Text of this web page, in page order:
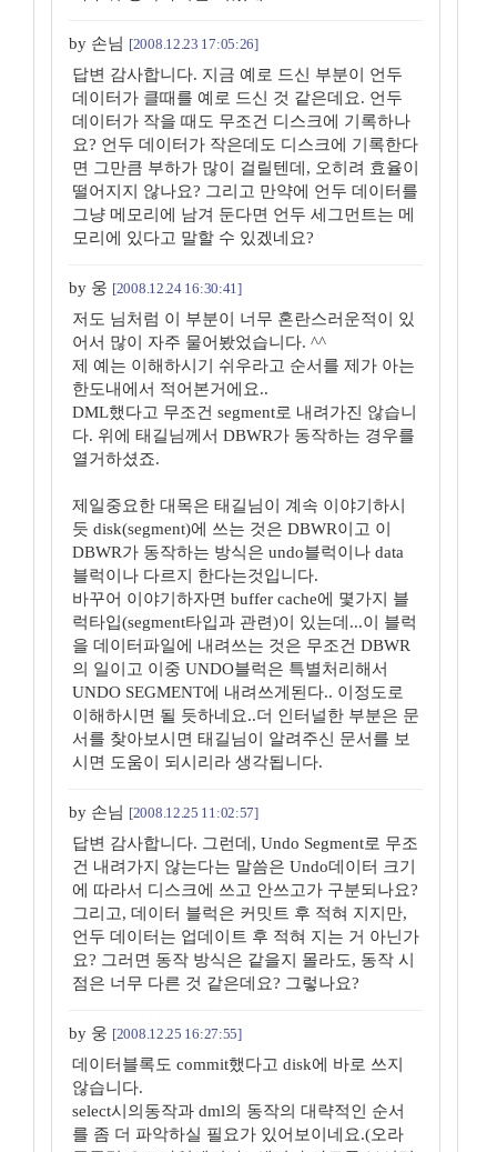
by 손님 [2008.12.23 17:05:26]
답변 감사합니다. 지금 예로 드신 부분이 언두
데이터가 클때를 예로 드신 것 같은데요. 언두
데이터가 작을 때도 무조건 디스크에 기록하나
요? 언두 데이터가 작은데도 디스크에 기록한다
면 그만큼 부하가 많이 걸릴텐데, 오히려 효율이
떨어지지 않나요? 그리고 만약에 언두 데이터를
그냥 메모리에 남겨 둔다면 언두 세그먼트는 메
모리에 있다고 말할 수 있겠네요?
by 웅 [2008.12.24 16:30:41]
저도 님처럼 이 부분이 너무 혼란스러운적이 있
어서 많이 자주 물어봤었습니다. ^^
제 예는 이해하시기 쉬우라고 순서를 제가 아는
한도내에서 적어본거에요..
DML했다고 무조건 segment로 내려가진 않습니
다. 위에 태길님께서 DBWR가 동작하는 경우를
열거하셨죠.
제일중요한 대목은 태길님이 계속 이야기하시
듯 disk(segment)에 쓰는 것은 DBWR이고 이
DBWR가 동작하는 방식은 undo블럭이나 data
블럭이나 다르지 한다는것입니다.
바꾸어 이야기하자면 buffer cache에 몇가지 블
럭타입(segment타입과 관련)이 있는데...이 블럭
을 데이터파일에 내려쓰는 것은 무조건 DBWR
의 일이고 이중 UNDO블럭은 특별처리해서
UNDO SEGMENT에 내려쓰게된다.. 이정도로
이해하시면 될 듯하네요..더 인터널한 부분은 문
서를 찾아보시면 태길님이 알려주신 문서를 보
시면 도움이 되시리라 생각됩니다.
by 손님 [2008.12.25 11:02:57]
답변 감사합니다. 그런데, Undo Segment로 무조
건 내려가지 않는다는 말씀은 Undo데이터 크기
에 따라서 디스크에 쓰고 안쓰고가 구분되나요?
그리고, 데이터 블럭은 커밋트 후 적혀 지지만,
언두 데이터는 업데이트 후 적혀 지는 거 아닌가
요? 그러면 동작 방식은 같을지 몰라도, 동작 시
점은 너무 다른 것 같은데요? 그렇나요?
by 웅 [2008.12.25 16:27:55]
데이터블록도 commit했다고 disk에 바로 쓰지
않습니다.
select시의동작과 dml의 동작의 대략적인 순서
를 좀 더 파악하실 필요가 있어보이네요.(오라